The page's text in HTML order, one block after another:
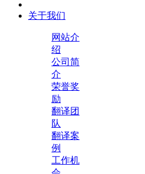
关于我们
网站介
绍
公司简
介
荣誉奖
励
翻译团
队
翻译案
例
工作机